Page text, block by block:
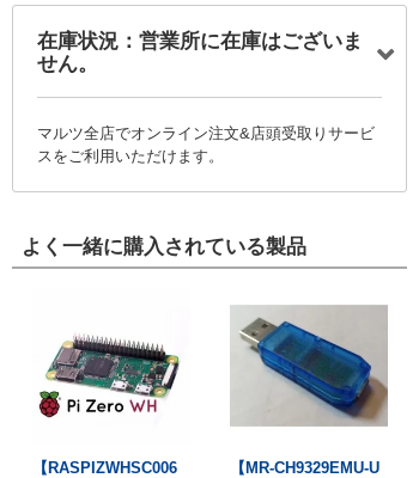
在庫状況：営業所に在庫はございま
せん。
マルツ全店でオンライン注文&店頭受取りサービ
スをご利用いただけます。
よく一緒に購入されている製品
【RASPIZWHSC006
【MR-CH9329EMU-U